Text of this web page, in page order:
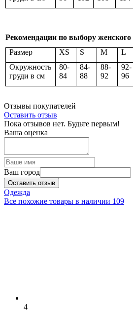
Рекомендации по выбору женского
Размер
XS S M L
Окружность
груди в см
80-
84
84-
88
88-
92
92-
96
Отзывы покупателей
Оставить отзыв
Пока отзывов нет. Будьте первым!
Ваша оценка
Ваш город
Оставить отзыв
Одежда
Все похожие товары в наличии 109
4